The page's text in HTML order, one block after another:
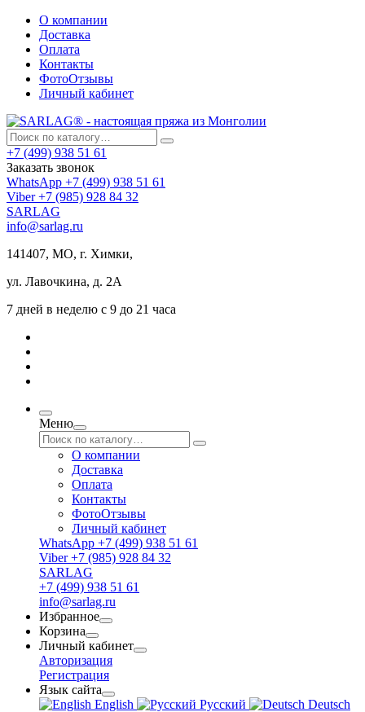
О компании
Доставка
Оплата
Контакты
ФотоОтзывы
Личный кабинет
+7 (499) 938 51 61
Заказать звонок
WhatsApp +7 (499) 938 51 61
Viber +7 (985) 928 84 32
SARLAG
info@sarlag.ru
141407, МО, г. Химки,
ул. Лавочкина, д. 2А
7 дней в неделю с 9 до 21 часа
Меню
О компании
Доставка
Оплата
Контакты
ФотоОтзывы
Личный кабинет
WhatsApp +7 (499) 938 51 61
Viber +7 (985) 928 84 32
SARLAG
+7 (499) 938 51 61
info@sarlag.ru
Избранное
Корзина
Личный кабинет
Авторизация
Регистрация
Язык сайта
English
Русский
Deutsch